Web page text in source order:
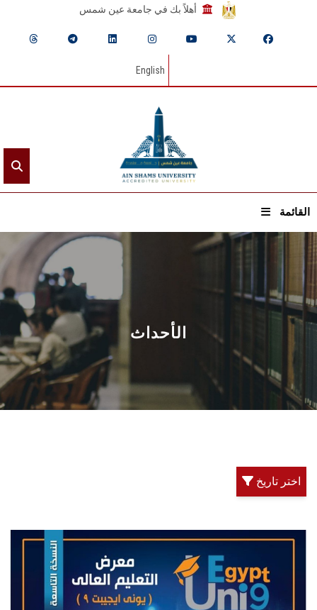
أهلاً بك في جامعة عين شمس
English
القائمة
الرئيسيـة
عن الجامعة
القطاعـات
الشئون الأكاديمية
البحث العلمي
تواصل معنا
الأحداث
اختر تاريخ